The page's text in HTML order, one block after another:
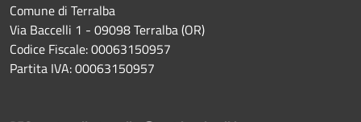
Comune di Terralba
Via Baccelli 1 - 09098 Terralba (OR)
Codice Fiscale: 00063150957
Partita IVA: 00063150957